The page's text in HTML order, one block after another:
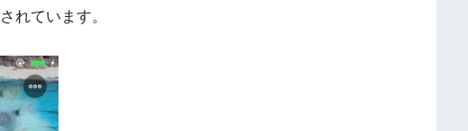
れています。